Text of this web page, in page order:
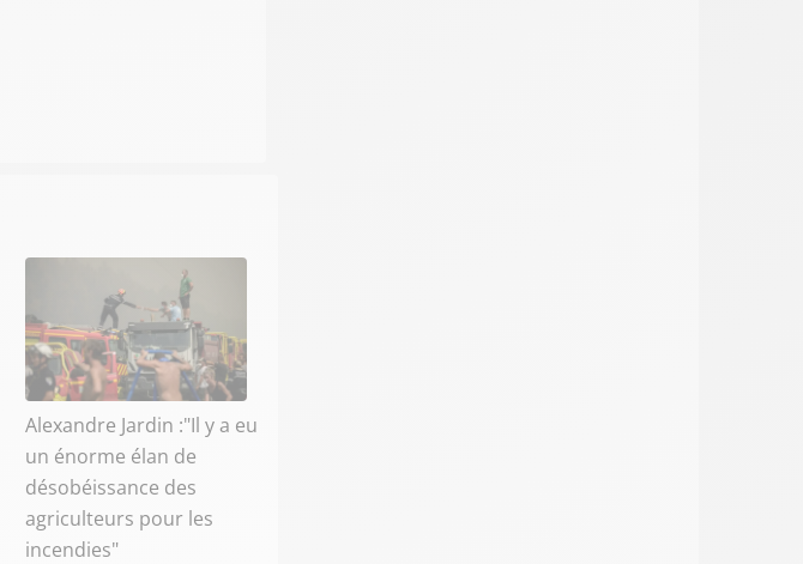
Alexandre Jardin :"Il y a eu
un énorme élan de
désobéissance des
agriculteurs pour les
incendies"